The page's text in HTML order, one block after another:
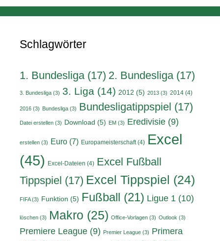
Schlagwörter
1. Bundesliga (17) 2. Bundesliga (17)
3. Bundesliga (3) 3. Liga (14) 2012 (5) 2013 (3) 2014 (4)
2016 (3) Bundesliga (3) Bundesligatippspiel (17)
Datei erstellen (3) Download (5) EM (3) Eredivisie (9)
erstellen (3) Euro (7) Europameisterschaft(4) Excel
(45) Excel-Dateien (4) Excel Fußball
Tippspiel (17) Excel Tippspiel (24)
FIFA(3) Funktion (5) Fußball (21) Ligue 1 (10)
löschen (3) Makro (25) Office-Vorlagen (3) Outlook (3)
Premiere League (9) Premier League (3) Primera